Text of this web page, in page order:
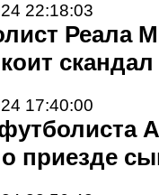
22:18:03
Реала
17:40:00
о приезде